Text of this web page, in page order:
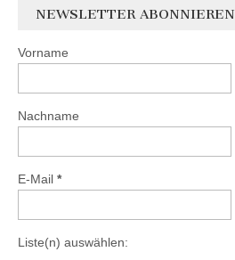
NEWSLETTER ABONNIEREN
Vorname
Nachname
E-Mail *
Liste(n) auswählen: